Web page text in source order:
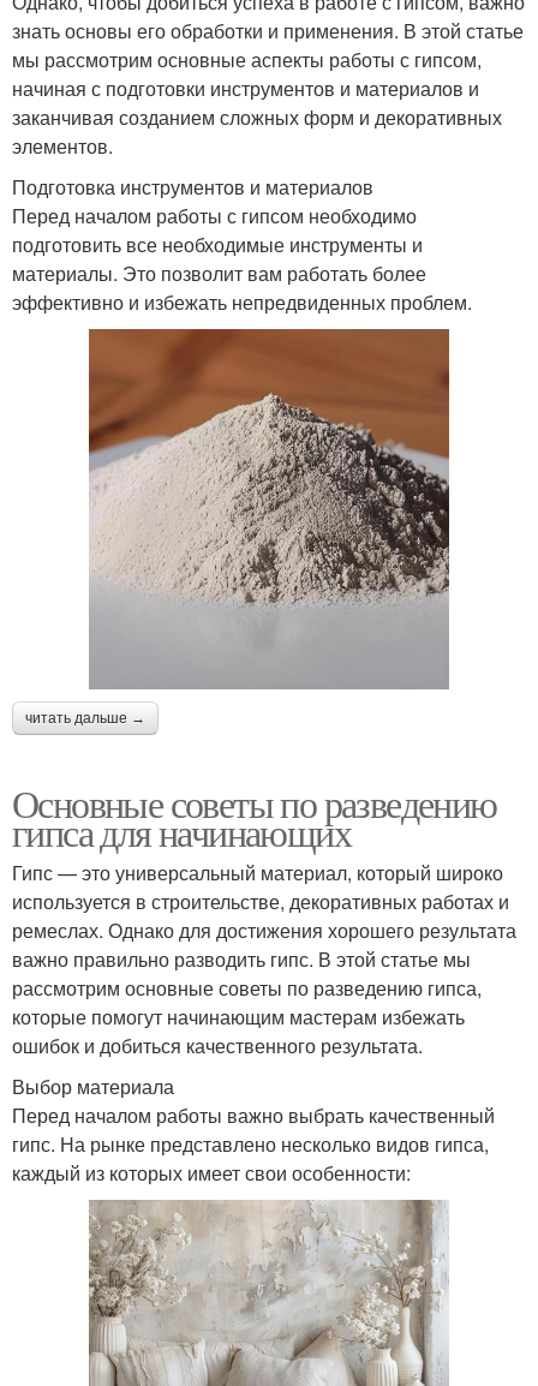
знать основы его обработки и применения. В этой статье
мы рассмотрим основные аспекты работы с гипсом,
начиная с подготовки инструментов и материалов и
заканчивая созданием сложных форм и декоративных
элементов.
Подготовка инструментов и материалов
Перед началом работы с гипсом необходимо
подготовить все необходимые инструменты и
материалы. Это позволит вам работать более
эффективно и избежать непредвиденных проблем.
читать дальше →
Основные советы по разведению
гипса для начинающих
Гипс — это универсальный материал, который широко
используется в строительстве, декоративных работах и
ремеслах. Однако для достижения хорошего результата
важно правильно разводить гипс. В этой статье мы
рассмотрим основные советы по разведению гипса,
которые помогут начинающим мастерам избежать
ошибок и добиться качественного результата.
Выбор материала
Перед началом работы важно выбрать качественный
гипс. На рынке представлено несколько видов гипса,
каждый из которых имеет свои особенности: